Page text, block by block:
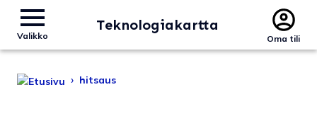
Valikko
Teknologiakartta
Oma tili
› hitsaus